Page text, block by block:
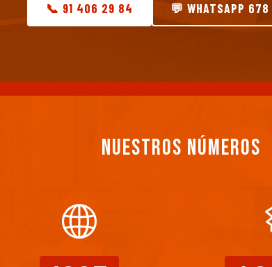
📞 91 406 29 84 💬 WHATSAPP
Nuestros números